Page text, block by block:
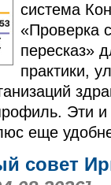
система
«Проверка
пересказ»
практики,
Эти
еще
совет